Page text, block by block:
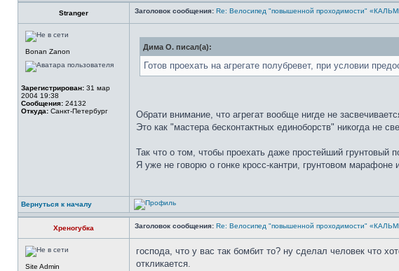
Stranger Заголовок сообщения: Re: Велосипед "повышенной проходимости"
Bonan Zanon
Зарегистрирован: 31 мар
2004 19:38
Сообщения: 24132
Откуда: Санкт-Петербург
Дима О. писал(а):
Готов проехать на агрегате полубревет, при условии
Обрати внимание, что агрегат вообще нигде не
Это как "мастера бесконтактных единоборств" никогда не
Так что о том, чтобы проехать даже простейший грунтовый
Я уже не говорю о гонке кросс-кантри, грунтовом марафоне
Вернуться к началу
Хреногубка Заголовок сообщения: Re: Велосипед "повышенной проходимости"
Site Admin
господа, что у вас так бомбит то? ну сделал человек что
откликается.